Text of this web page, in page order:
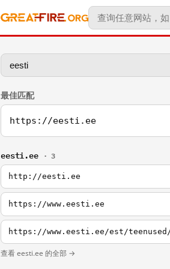
最佳匹配
https://eesti.ee
eesti.ee · 3
http://eesti.ee
https://www.eesti.ee
https://www.eesti.ee/est/
查看 eesti.ee 的全部 →